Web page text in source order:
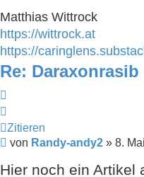
Matthias Wittrock
https://wittrock.at
https://
Re:
Zitieren
Beitrag
von Randy-andy2 » 8.
Hier noch ein Artikel